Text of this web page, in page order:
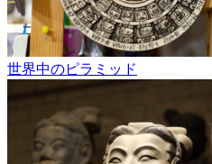
世界中のピラミッド